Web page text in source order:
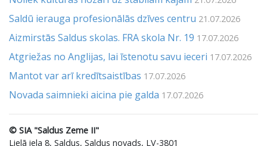
Saldū ierauga profesionālās dzīves centru 21.07.2026
Aizmirstās Saldus skolas. FRA skola Nr. 19 17.07.2026
Atgriežas no Anglijas, lai īstenotu savu ieceri 17.07.2026
Mantot var arī kredītsaistības 17.07.2026
Novada saimnieki aicina pie galda 17.07.2026
© SIA "Saldus Zeme II"
Lielā iela 8, Saldus, Saldus novads, LV-3801